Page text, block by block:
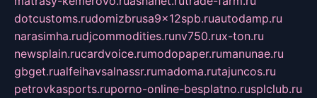
dotcustoms.rudomizbrusa9x12spb.ruautodamp.ru
narasimha.rudjcommodities.runv750.rux-ton.ru
newsplain.rucardvoice.rumodopaper.rumanunae.ru
gbget.rualfeihavsalnassr.rumadoma.rutajuncos.ru
petrovkasports.ruporno-online-besplatno.rusplclub.ru